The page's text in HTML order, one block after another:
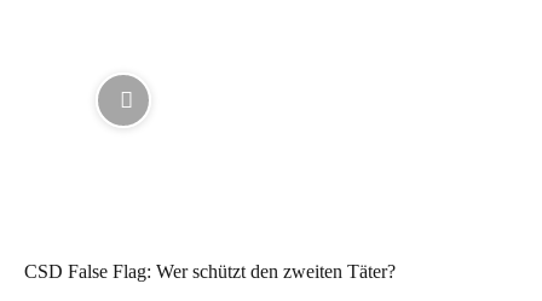
CSD False Flag: Wer schützt den zweiten Täter?